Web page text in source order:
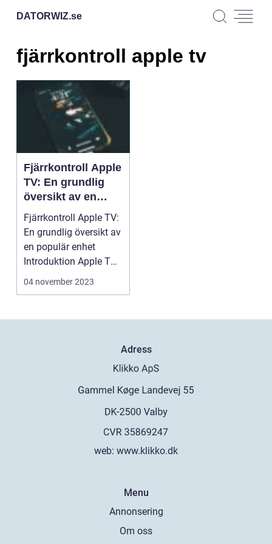
DATORWIZ.se
fjärrkontroll apple tv
Fjärrkontroll Apple
TV: En grundlig
översikt av en
populär enhet
Fjärrkontroll Apple TV:
En grundlig översikt av
en populär enhet
Introduktion Apple TV
har blivit ...
04 november 2023
Adress
web: www.klikko.dk
Menu
Annonsering
Om oss